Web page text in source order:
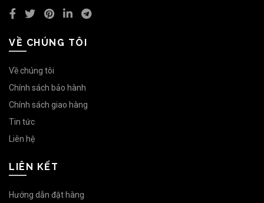
VỀ CHÚNG TÔI
Về chúng tôi
Chính sách bảo hành
Chính sách giao hàng
Tin tức
Liên hệ
LIÊN KẾT
Hướng dẫn đặt hàng